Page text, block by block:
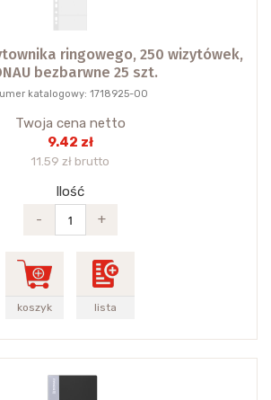
ringowego, 250 wizytówek,
bezbarwne 25 szt.
katalogowy: 1718925-00
Twoja cena netto
9.42 zł
11.59 zł brutto
Ilość
-
+
koszyk lista